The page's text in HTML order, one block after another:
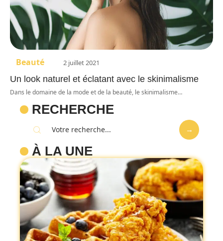
Beauté 2 juillet 2021
Un look naturel et éclatant avec le skinimalisme
Dans le domaine de la mode et de la beauté, le skinimalisme…
RECHERCHE
À LA UNE